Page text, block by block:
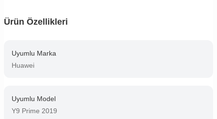
Ürün Özellikleri
Uyumlu Marka
Huawei
Uyumlu Model
Y9 Prime 2019